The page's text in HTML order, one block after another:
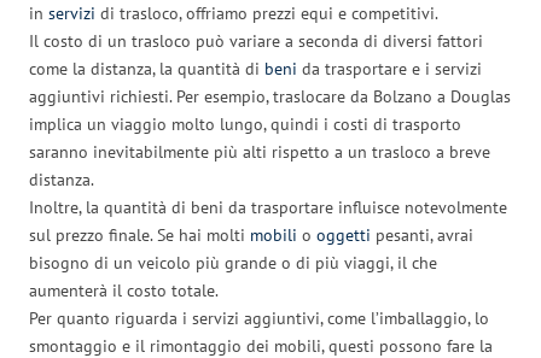
in servizi di trasloco, offriamo prezzi equi e competitivi.
Il costo di un trasloco può variare a seconda di diversi fattori
come la distanza, la quantità di beni da trasportare e i servizi
aggiuntivi richiesti. Per esempio, traslocare da Bolzano a Douglas
implica un viaggio molto lungo, quindi i costi di trasporto
saranno inevitabilmente più alti rispetto a un trasloco a breve
distanza.
Inoltre, la quantità di beni da trasportare influisce notevolmente
sul prezzo finale. Se hai molti mobili o oggetti pesanti, avrai
bisogno di un veicolo più grande o di più viaggi, il che
aumenterà il costo totale.
Per quanto riguarda i servizi aggiuntivi, come l’imballaggio, lo
smontaggio e il rimontaggio dei mobili, questi possono fare la